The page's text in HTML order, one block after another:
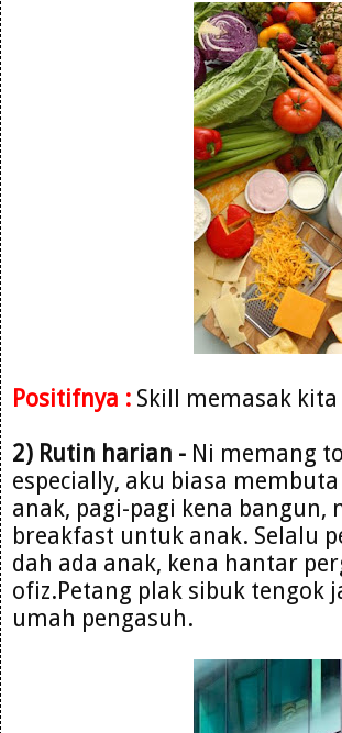
Positifnya : Skill memasak
2) Rutin harian - Ni memang
especially, aku biasa
anak, pagi-pagi kena bangun,
breakfast untuk anak. Selalu
dah ada anak, kena hantar
ofiz.Petang plak sibuk tengok
umah pengasuh.